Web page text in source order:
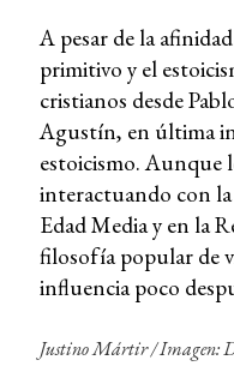
A pesar de la
primitivo y el
cristianos desde
Agustín, en última
estoicismo. Aunque
interactuando con
Edad Media y en la
filosofía popular de
influencia poco
Justino Mártir / Imagen: